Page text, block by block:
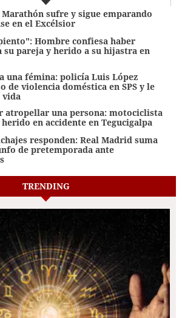
Marathón sufre y sigue emparando
en el Excélsior
Hombre confiesa haber
su pareja y herido a su hijastra en
una fémina: policía Luis López
de violencia doméstica en SPS y le
atropellar una persona: motociclista
en accidente en Tegucigalpa
responden: Real Madrid suma
de pretemporada ante
TRENDING